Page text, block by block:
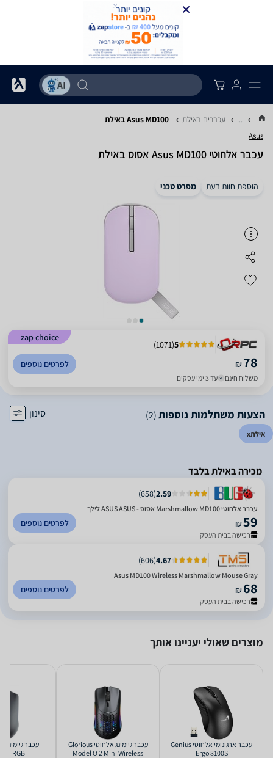
... עכברים באילת Asus MD100 באילת
Asus
‏עכבר ‏אלחוטי Asus MD100 אסוס באילת
הוספת חוות דעת מפרט טכני
zap choice
5
(
1071
)
₪78
משלוח חינם עד 3 ימי עסקים
לפרטים נוספים
הצעות משתלמות נוספות(2) סינון
אילתx
מכירה באילת בלבד
2.59
(
658
)
עכבר אלחוטי Marshmallow MD100 אסוס - ASUS ASUS לילך
₪59
רכישה בבית העסק
לפרטים נוספים
4.67
(
606
)
Asus MD100 Wireless Marshmallow Mouse Gray
₪68
רכישה בבית העסק
לפרטים נוספים
מוצרים שאולי יעניינו אותך
‏עכבר ארגונומי ‏אלחוטי Genius
Ergo 8100S
‏עכבר גיימינג ‏אלחוטי Glorious
Model O 2 Mini Wireless
RGB